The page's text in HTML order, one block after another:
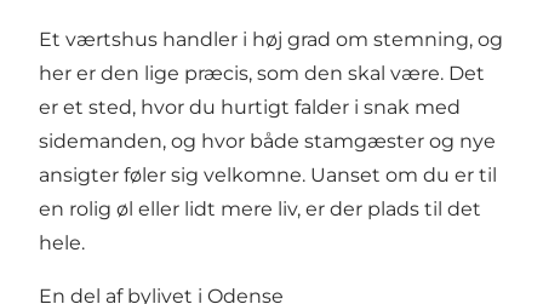
Et værtshus handler i høj grad om stemning, og
her er den lige præcis, som den skal være. Det
er et sted, hvor du hurtigt falder i snak med
sidemanden, og hvor både stamgæster og nye
ansigter føler sig velkomne. Uanset om du er til
en rolig øl eller lidt mere liv, er der plads til det
hele.
En del af bylivet i Odense